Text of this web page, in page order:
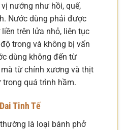
nướng như hồi, quế,
Nước dùng phải được
trên lửa nhỏ, liên tục
trong và không bị vẩn
dùng không đến từ
từ chính xương và thịt
quá trình hầm.
Tinh Tế
là loại bánh phở